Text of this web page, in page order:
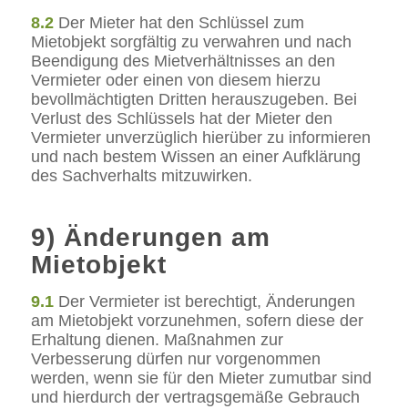
8.2 Der Mieter hat den Schlüssel zum
Mietobjekt sorgfältig zu verwahren und nach
Beendigung des Mietverhältnisses an den
Vermieter oder einen von diesem hierzu
bevollmächtigten Dritten herauszugeben. Bei
Verlust des Schlüssels hat der Mieter den
Vermieter unverzüglich hierüber zu informieren
und nach bestem Wissen an einer Aufklärung
des Sachverhalts mitzuwirken.
9) Änderungen am
Mietobjekt
9.1 Der Vermieter ist berechtigt, Änderungen
am Mietobjekt vorzunehmen, sofern diese der
Erhaltung dienen. Maßnahmen zur
Verbesserung dürfen nur vorgenommen
werden, wenn sie für den Mieter zumutbar sind
und hierdurch der vertragsgemäße Gebrauch